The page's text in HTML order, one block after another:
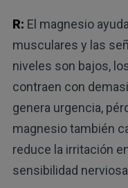
R: El magnesio
musculares y las
niveles son bajos,
contraen con
genera urgencia,
magnesio también
reduce la irritación
sensibilidad